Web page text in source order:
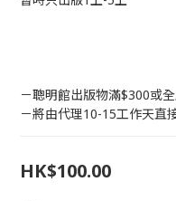
－聰明館出版物滿$300或
－將由代理10-15工作天直
HK$100.00